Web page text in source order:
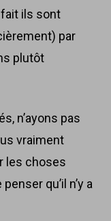
fait ils sont
par
plutôt
n’ayons pas
vraiment
les choses
qu’il n’y a